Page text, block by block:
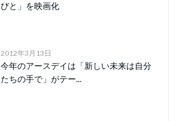
びと」を映画化
2012年3月13日
今年のアースデイは「新しい未来は自分
たちの手で」がテー...